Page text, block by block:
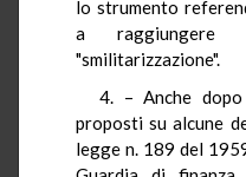
lo strumento
a raggiungere
"smilitarizzazione".
4. – Anche
proposti su alcune
legge n. 189 del